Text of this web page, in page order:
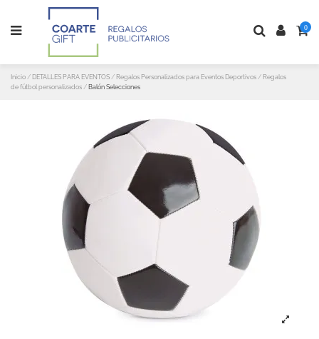
0
Inicio DETALLES PARA EVENTOS Regalos Personalizados para Eventos Deportivos
Regalos
de fútbol personalizados
Balón Selecciones